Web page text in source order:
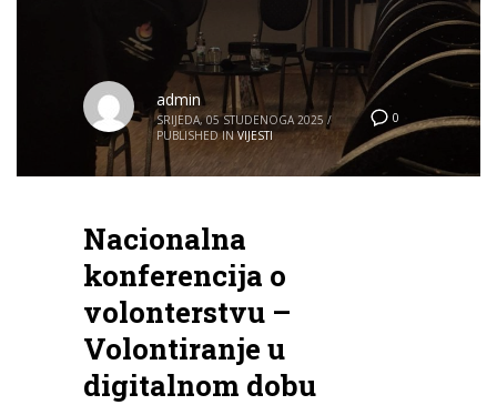
0
admin
SRIJEDA, 05 STUDENOGA 2025 /
PUBLISHED IN VIJESTI
Nacionalna
konferencija o
volonterstvu –
Volontiranje u
digitalnom dobu